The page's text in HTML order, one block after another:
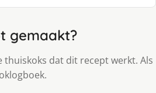
gemaakt?
dat dit recept werkt. Als